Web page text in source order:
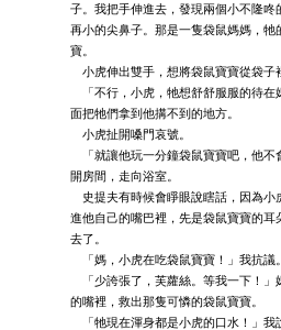
子。我把手伸進去，發現兩個小不隆咚
再小的尖鼻子。那是一隻袋鼠媽媽，牠
寶。
小虎伸出雙手，想將袋鼠寶寶從袋子
「不行，小虎，牠想舒舒服服的待在
面把牠們拿到他搆不到的地方。
小虎扯開嗓門哀號。
「就讓他玩一分鐘袋鼠寶寶吧，他不
開房間，走向浴室。
史提夫有時候會睜眼說瞎話，因為小
進他自己的嘴巴裡，先是袋鼠寶寶的耳
去了。
「媽，小虎在吃袋鼠寶寶！」我抗議。
「少誇張了，芙蘿絲。等我一下！」
的嘴裡，救出那隻可憐的袋鼠寶寶。
「牠現在渾身都是小虎的口水！」我